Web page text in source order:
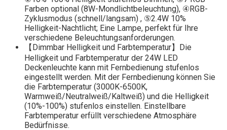
Farben optional (8W-Mondlichtbeleuchtung), ④RGB-
Zyklusmodus (schnell/langsam) , ⑤2.4W 10%
Helligkeit-Nachtlicht; Eine Lampe, perfekt für Ihre
verschiedene Beleuchtungsanforderungen.
【Dimmbar Helligkeit und Farbtemperatur】Die
Helligkeit und Farbtemperatur der 24W LED
Deckenleuchte kann mit Fernbedienung stufenlos
eingestellt werden. Mit der Fernbedienung können Sie
die Farbtemperatur (3000K-6500K,
Warmweiß/Neutralweiß/Kaltweiß) und die Helligkeit
(10%-100%) stufenlos einstellen. Einstellbare
Farbtemperatur erfüllt verschiedene Atmosphäre
Bedürfnisse.